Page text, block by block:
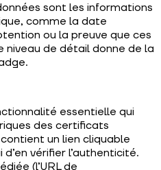
sont les informations
comme la date
ou la preuve que ces
de détail donne de la
essentielle qui
des certificats
un lien cliquable
vérifier l’authenticité.
(l’URL de